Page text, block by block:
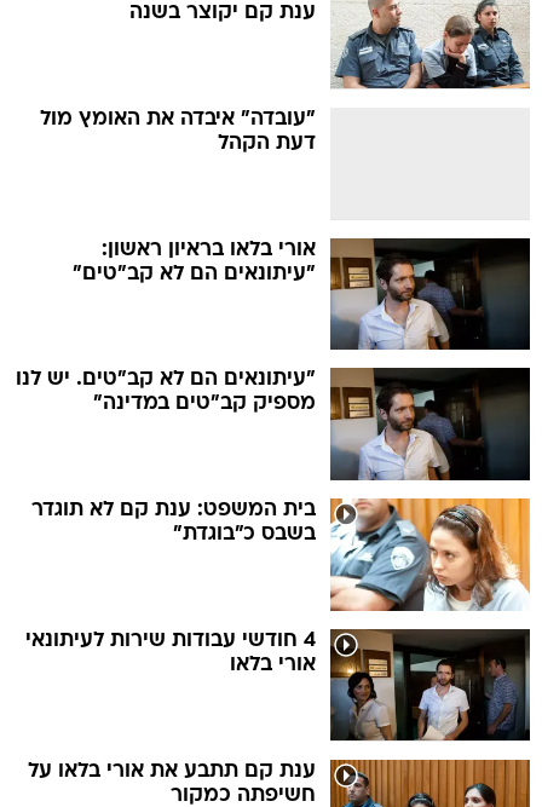
ענת קם יקוצר בשנה
"עובדה" איבדה את האומץ מול
דעת הקהל
אורי בלאו בראיון ראשון:
"עיתונאים הם לא קב"טים"
"עיתונאים הם לא קב"טים. יש לנו
מספיק קב"טים במדינה"
בית המשפט: ענת קם לא תוגדר
בשבס כ"בוגדת"
4 חודשי עבודות שירות לעיתונאי
אורי בלאו
ענת קם תתבע את אורי בלאו על
חשיפתה כמקור